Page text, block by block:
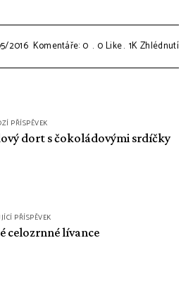
2016 Komentáře: 0 0Like 1KZhlédnutí
PŘÍSPĚVEK
dort s čokoládovými srdíčky
PŘÍSPĚVEK
celozrnné lívance